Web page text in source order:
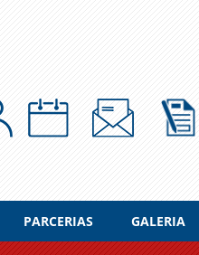
PARCERIAS GALERIA